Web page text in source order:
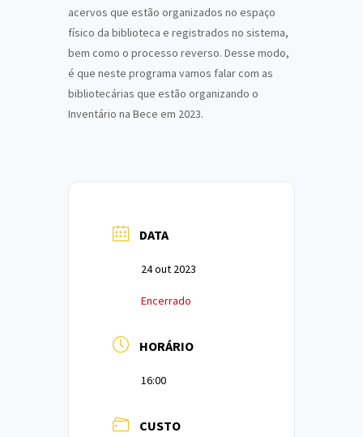
acervos que estão organizados no espaço
físico da biblioteca e registrados no sistema,
bem como o processo reverso. Desse modo,
é que neste programa vamos falar com as
bibliotecárias que estão organizando o
Inventário na Bece em 2023.
DATA
24 out 2023
Encerrado
HORÁRIO
16:00
CUSTO